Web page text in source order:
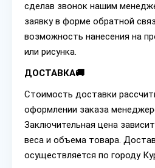
сделав звонок нашим
заявку в форме обратной
возможность нанесения на
или рисунка.
ДОСТАВКА🚚
Стоимость доставки
оформлении заказа
Заключительная цена
веса и объема товара.
осуществляется по городу